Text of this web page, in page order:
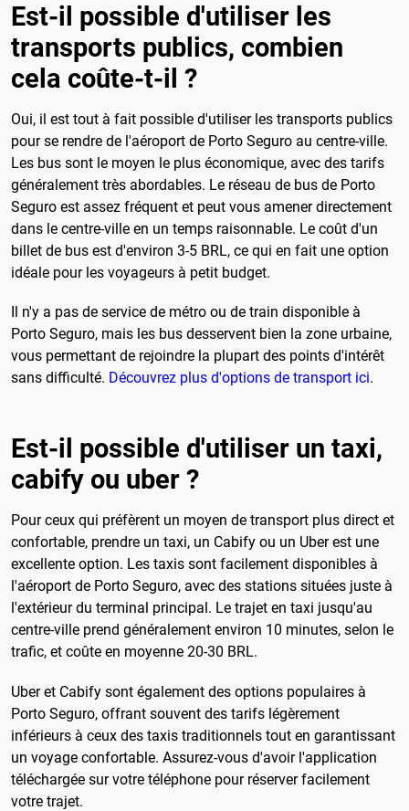
Est-il possible d'utiliser les
transports publics, combien
cela coûte-t-il ?
Oui, il est tout à fait possible d'utiliser les transports publics
pour se rendre de l'aéroport de Porto Seguro au centre-ville.
Les bus sont le moyen le plus économique, avec des tarifs
généralement très abordables. Le réseau de bus de Porto
Seguro est assez fréquent et peut vous amener directement
dans le centre-ville en un temps raisonnable. Le coût d'un
billet de bus est d'environ 3-5 BRL, ce qui en fait une option
idéale pour les voyageurs à petit budget.
Il n'y a pas de service de métro ou de train disponible à
Porto Seguro, mais les bus desservent bien la zone urbaine,
vous permettant de rejoindre la plupart des points d'intérêt
sans difficulté. Découvrez plus d'options de transport ici.
Est-il possible d'utiliser un taxi,
cabify ou uber ?
Pour ceux qui préfèrent un moyen de transport plus direct et
confortable, prendre un taxi, un Cabify ou un Uber est une
excellente option. Les taxis sont facilement disponibles à
l'aéroport de Porto Seguro, avec des stations situées juste à
l'extérieur du terminal principal. Le trajet en taxi jusqu'au
centre-ville prend généralement environ 10 minutes, selon le
trafic, et coûte en moyenne 20-30 BRL.
Uber et Cabify sont également des options populaires à
Porto Seguro, offrant souvent des tarifs légèrement
inférieurs à ceux des taxis traditionnels tout en garantissant
un voyage confortable. Assurez-vous d'avoir l'application
téléchargée sur votre téléphone pour réserver facilement
votre trajet.